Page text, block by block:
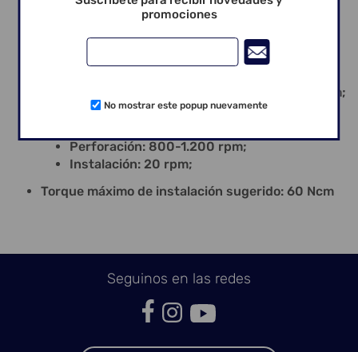
Instalación del cover: Llave Hexagonal nº 7 –
Necesario perfil gingival superior a 1.5/2 mm;
Perforación: 800-1.200 rpm;
Instalación: 20 rpm;
Torque máximo de instalación sugerido: 60 Ncm
Seguinos en las redes
promociones
No mostrar este popup nuevamente